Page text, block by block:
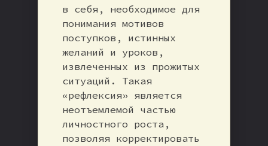
в себя, необходимое для
понимания мотивов
поступков, истинных
желаний и уроков,
извлеченных из прожитых
ситуаций. Такая
«рефлексия» является
неотъемлемой частью
личностного роста,
позволяя корректировать